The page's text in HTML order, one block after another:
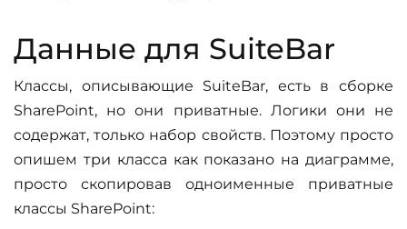
Данные для SuiteBar
Классы, описывающие SuiteBar, есть в сборке
SharePoint, но они приватные. Логики они не
содержат, только набор свойств. Поэтому просто
опишем три класса как показано на диаграмме,
просто скопировав одноименные приватные
классы SharePoint: